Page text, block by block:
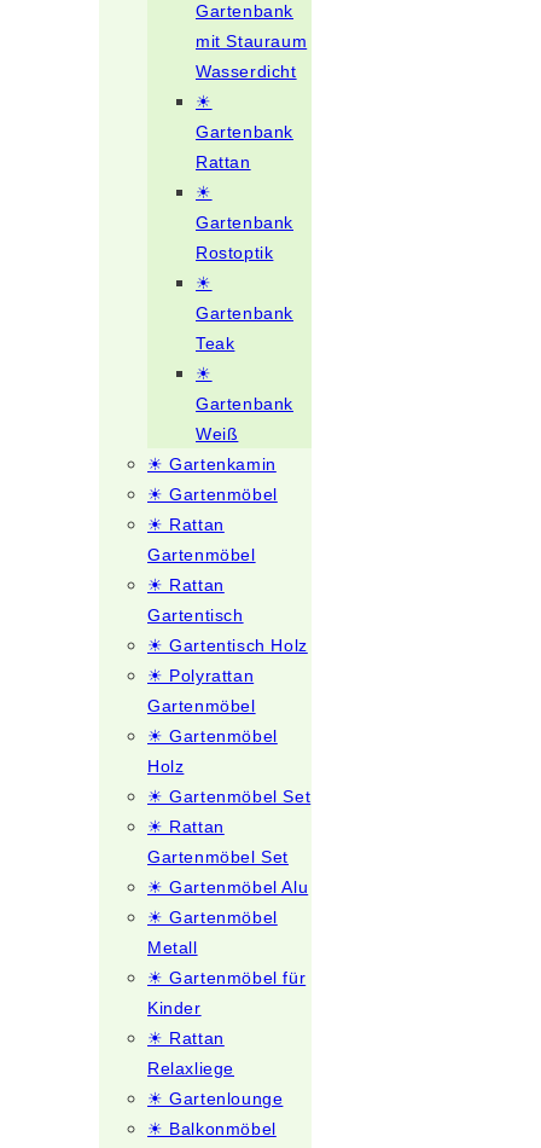
Gartenbank
mit Stauraum
Wasserdicht
☀
Gartenbank
Rattan
☀
Gartenbank
Rostoptik
☀
Gartenbank
Teak
☀
Gartenbank
Weiß
☀ Gartenkamin
☀ Gartenmöbel
☀ Rattan
Gartenmöbel
☀ Rattan
Gartentisch
☀ Gartentisch Holz
☀ Polyrattan
Gartenmöbel
☀ Gartenmöbel
Holz
☀ Gartenmöbel Set
☀ Rattan
Gartenmöbel Set
☀ Gartenmöbel Alu
☀ Gartenmöbel
Metall
☀ Gartenmöbel für
Kinder
☀ Rattan
Relaxliege
☀ Gartenlounge
☀ Balkonmöbel